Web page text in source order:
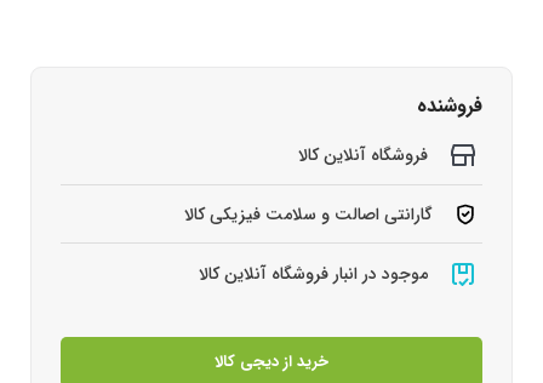
فروشنده
فروشگاه آنلاین کالا
گارانتی اصالت و سلامت فیزیکی کالا
موجود در انبار فروشگاه آنلاین کالا
خرید از دیجی کالا